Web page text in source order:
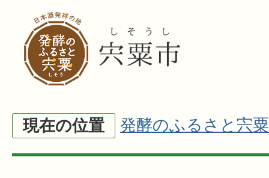
現在の位置 発酵のふるさと宍粟